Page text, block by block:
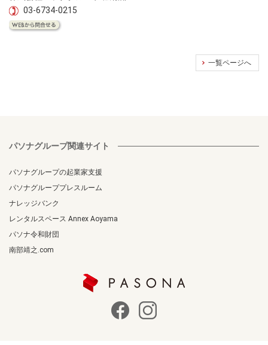
03-6734-0215
一覧ページへ
パソナグループ関連サイト
パソナグループの起業家支援
パソナグループプレスルーム
ナレッジバンク
レンタルスペース Annex Aoyama
パソナ令和財団
南部靖之.com